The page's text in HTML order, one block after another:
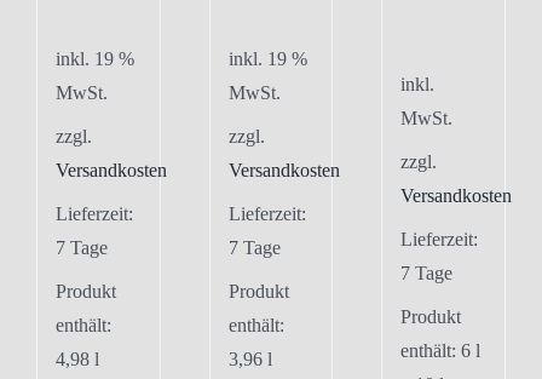
inkl. 19 %
MwSt.
zzgl.
Versandkosten
Lieferzeit:
7 Tage
Produkt
enthält:
4,98 l
inkl. 19 %
MwSt.
zzgl.
Versandkosten
Lieferzeit:
7 Tage
Produkt
enthält:
3,96 l
inkl.
MwSt.
zzgl.
Versandkosten
Lieferzeit:
7 Tage
Produkt
enthält: 6l